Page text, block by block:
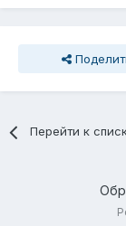
Перейти к